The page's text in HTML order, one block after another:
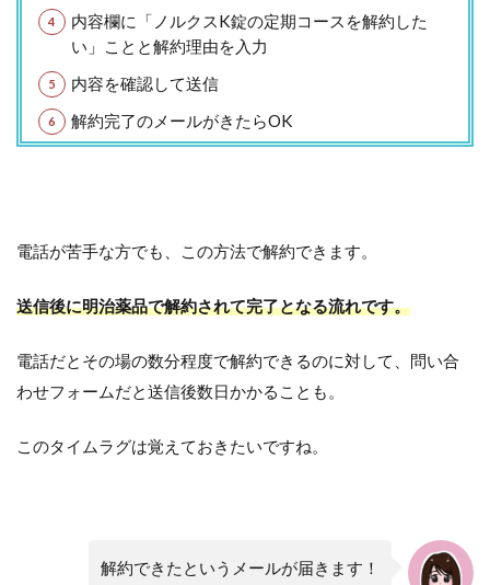
内容欄に「ノルクスK錠の定期コースを解約した
い」ことと解約理由を入力
内容を確認して送信
解約完了のメールがきたらOK
電話が苦手な方でも、この方法で解約できます。
送信後に明治薬品で解約されて完了となる流れです。
電話だとその場の数分程度で解約できるのに対して、問い合
わせフォームだと送信後数日かかることも。
このタイムラグは覚えておきたいですね。
解約できたというメールが届きます！